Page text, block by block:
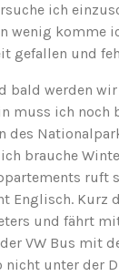
ich
wenig komme
gefallen und
bald werden
muss ich noch
des
brauche
ruft
Englisch. Kurz
und fährt
VW Bus mit
nicht unter der